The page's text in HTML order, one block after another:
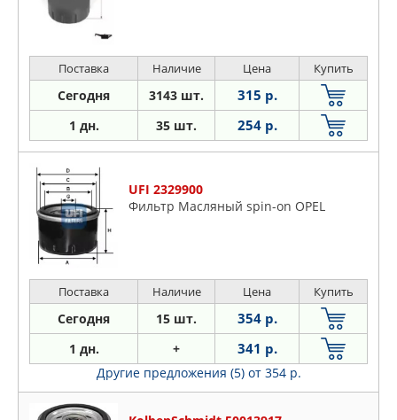
Поставка Наличие Цена Купить
Сегодня 3143 шт. 315 р.
1 дн. 35 шт. 254 р.
UFI 2329900
Фильтр Масляный spin-on OPEL
Поставка Наличие Цена Купить
Сегодня 15 шт. 354 р.
1 дн. + 341 р.
Другие предложения (5) от 354 р.